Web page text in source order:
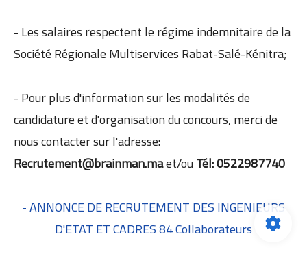
- Les salaires respectent le régime indemnitaire de la
Société Régionale Multiservices Rabat-Salé-Kénitra;
- Pour plus d'information sur les modalités de
candidature et d'organisation du concours, merci de
nous contacter sur l'adresse:
Recrutement@brainman.maet/ouTél: 0522987740
- ANNONCE DE RECRUTEMENT DES INGENIEURS
D'ETAT ET CADRES 84 Collaborateurs